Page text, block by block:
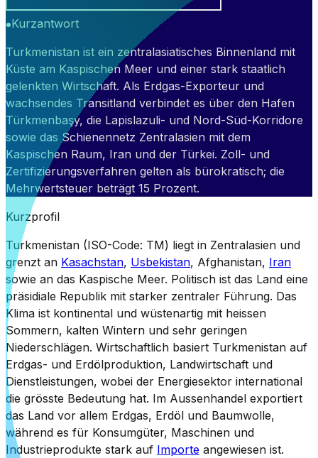
Kurzantwort
Turkmenistan ist ein zentralasiatisches Binnenland mit
Küste am Kaspischen Meer und einer stark staatlich
gelenkten Wirtschaft. Als Erdgas-Exporteur und
wachsendes Transitland verbindet es über den Hafen
Türkmenbaşy, die Lapislazuli- und Nord-Süd-Korridore
sowie das Schienennetz Zentralasien mit dem
Kaspischen Raum, Iran und der Türkei. Zoll- und
Zertifizierungsverfahren gelten als bürokratisch; die
Mehrwertsteuer beträgt 15 Prozent.
Kurzprofil
Turkmenistan (ISO-Code: TM) liegt in Zentralasien und
grenzt an Kasachstan, Usbekistan, Afghanistan, Iran
sowie an das Kaspische Meer. Politisch ist das Land eine
präsidiale Republik mit starker zentraler Führung. Das
Klima ist kontinental und wüstenartig mit heissen
Sommern, kalten Wintern und sehr geringen
Niederschlägen. Wirtschaftlich basiert Turkmenistan auf
Erdgas- und Erdölproduktion, Landwirtschaft und
Dienstleistungen, wobei der Energiesektor international
die grösste Bedeutung hat. Im Aussenhandel exportiert
das Land vor allem Erdgas, Erdöl und Baumwolle,
während es für Konsumgüter, Maschinen und
Industrieprodukte stark auf Importe angewiesen ist.